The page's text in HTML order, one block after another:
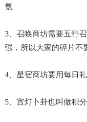
氪
3、召唤商坊需要五行
强，所以大家的碎片不
4、星宿商坊要用每日
5、宫灯卜卦也叫做积